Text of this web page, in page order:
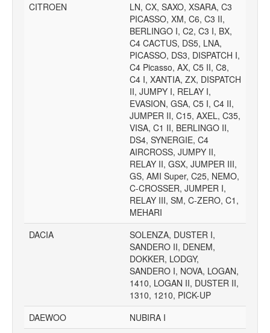
CITROEN
LN, CX, SAXO, XSARA, C3
PICASSO, XM, C6, C3 II,
BERLINGO I, C2, C3 I, BX,
C4 CACTUS, DS5, LNA,
PICASSO, DS3, DISPATCH I,
C4 Picasso, AX, C5 II, C8,
C4 I, XANTIA, ZX, DISPATCH
II, JUMPY I, RELAY I,
EVASION, GSA, C5 I, C4 II,
JUMPER II, C15, AXEL, C35,
VISA, C1 II, BERLINGO II,
DS4, SYNERGIE, C4
AIRCROSS, JUMPY II,
RELAY II, GSX, JUMPER III,
GS, AMI Super, C25, NEMO,
C-CROSSER, JUMPER I,
RELAY III, SM, C-ZERO, C1,
MEHARI
DACIA
SOLENZA, DUSTER I,
SANDERO II, DENEM,
DOKKER, LODGY,
SANDERO I, NOVA, LOGAN,
1410, LOGAN II, DUSTER II,
1310, 1210, PICK-UP
DAEWOO
NUBIRA I